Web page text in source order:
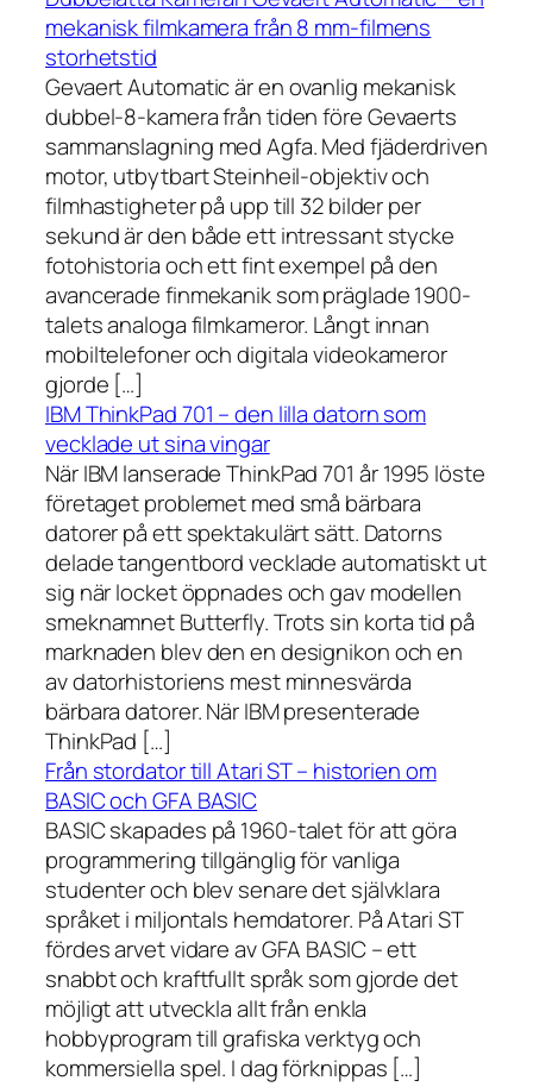
mekanisk filmkamera från 8 mm-filmens
storhetstid
Gevaert Automatic är en ovanlig mekanisk
dubbel-8-kamera från tiden före Gevaerts
sammanslagning med Agfa. Med fjäderdriven
motor, utbytbart Steinheil-objektiv och
filmhastigheter på upp till 32 bilder per
sekund är den både ett intressant stycke
fotohistoria och ett fint exempel på den
avancerade finmekanik som präglade 1900-
talets analoga filmkameror. Långt innan
mobiltelefoner och digitala videokameror
gjorde […]
IBM ThinkPad 701 – den lilla datorn som
vecklade ut sina vingar
När IBM lanserade ThinkPad 701 år 1995 löste
företaget problemet med små bärbara
datorer på ett spektakulärt sätt. Datorns
delade tangentbord vecklade automatiskt ut
sig när locket öppnades och gav modellen
smeknamnet Butterfly. Trots sin korta tid på
marknaden blev den en designikon och en
av datorhistoriens mest minnesvärda
bärbara datorer. När IBM presenterade
ThinkPad […]
Från stordator till Atari ST – historien om
BASIC och GFA BASIC
BASIC skapades på 1960-talet för att göra
programmering tillgänglig för vanliga
studenter och blev senare det självklara
språket i miljontals hemdatorer. På Atari ST
fördes arvet vidare av GFA BASIC – ett
snabbt och kraftfullt språk som gjorde det
möjligt att utveckla allt från enkla
hobbyprogram till grafiska verktyg och
kommersiella spel. I dag förknippas […]